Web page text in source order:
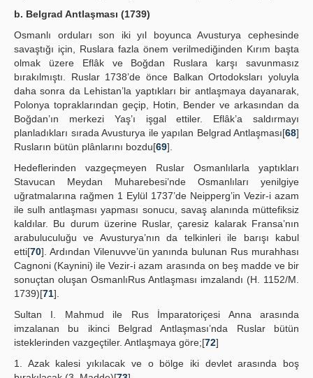
b. Belgrad Antlaşması (1739)
Osmanlı orduları son iki yıl boyunca Avusturya cephesinde
savaştığı için, Ruslara fazla önem verilmediğinden Kırım başta
olmak üzere Eflâk ve Boğdan Ruslara karşı savunmasız
bırakılmıştı. Ruslar 1738’de önce Balkan Ortodoksları yoluyla
daha sonra da Lehistan’la yaptıkları bir antlaşmaya dayanarak,
Polonya topraklarından geçip, Hotin, Bender ve arkasından da
Boğdan’ın merkezi Yaş’ı işgal ettiler. Eflâk’a saldırmayı
planladıkları sırada Avusturya ile yapılan Belgrad Antlaşması[68]
Rusların bütün plânlarını bozdu[69].
Hedeflerinden vazgeçmeyen Ruslar Osmanlılarla yaptıkları
Stavucan Meydan Muharebesi’nde Osmanlıları yenilgiye
uğratmalarına rağmen 1 Eylül 1737’de Neipperg’in Vezir-i azam
ile sulh antlaşması yapması sonucu, savaş alanında müttefiksiz
kaldılar. Bu durum üzerine Ruslar, çaresiz kalarak Fransa’nın
arabuluculuğu ve Avusturya’nın da telkinleri ile barışı kabul
etti[70]. Ardından Vilenuvve’ün yanında bulunan Rus murahhası
Cagnoni (Kaynini) ile Vezir-i azam arasında on beş madde ve bir
sonuçtan oluşan OsmanlıRus Antlaşması imzalandı (H. 1152/M.
1739)[71].
Sultan I. Mahmud ile Rus İmparatoriçesi Anna arasında
imzalanan bu ikinci Belgrad Antlaşması’nda Ruslar bütün
isteklerinden vazgeçtiler. Antlaşmaya göre;[72]
1. Azak kalesi yıkılacak ve o bölge iki devlet arasında boş